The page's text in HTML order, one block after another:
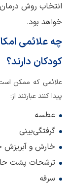
انتخاب روش
خواهد بود.
چه علائمی
کودکان دارند؟
علائمی که ممکن
پیدا کنند عبارتند از:
عطسه
گرفتگی‌بینی
خارش و
ترشحات پشت
سرفه